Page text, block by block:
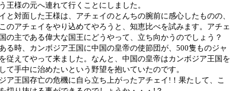
王様の元へ連れて行くことにしました。
と対面した王様は、アチェイのとんちの腕前に感心したものの、
のアチェイをやり込めてやろうと、知恵比べを試みます。アチェ
の主である偉大な国王にどうやって、立ち向かうのでしょう？
る時、カンボジア王国に中国の皇帝の使節団が、500隻ものジャ
従えてやって来ました。なんと、中国の皇帝はカンボジア王国を
て手中に治めたいという野望を抱いていたのです。
ア王国存亡の危機に自ら立ち上がったアチェイ!！果たして、こ